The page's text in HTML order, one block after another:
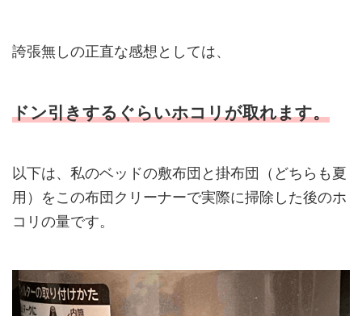
誇張無しの正直な感想としては、
ドン引きするぐらいホコリが取れます。
以下は、私のベッドの敷布団と掛布団（どちらも夏
用）をこの布団クリーナーで実際に掃除した後のホ
コリの量です。